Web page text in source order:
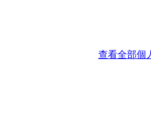
查看全部個